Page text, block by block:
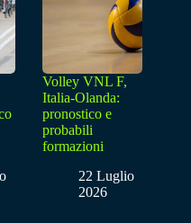
Volley VNL F,
Italia-Olanda:
pronostico e
probabili
formazioni
22 Luglio
2026